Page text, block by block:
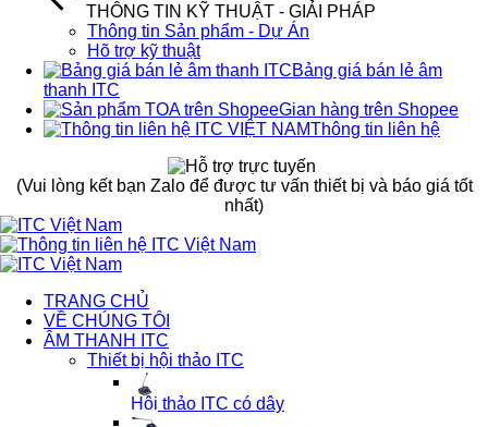
THÔNG TIN KỸ THUẬT - GIẢI PHÁP
Thông tin Sản phẩm - Dự Án
Hõ trợ kỹ thuật
Bảng giá bán lẻ âm
thanh ITC
Gian hàng trên Shopee
Thông tin liên hệ
(Vui lòng kết bạn Zalo để được tư vấn thiết bị và báo giá tốt
nhất)
TRANG CHỦ
VỀ CHÚNG TÔI
ÂM THANH ITC
Thiết bị hội thảo ITC
Hội thảo ITC có dây